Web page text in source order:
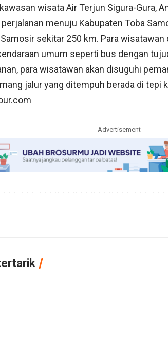
wisata Air Terjun Sigura-Gura,
menuju Kabupaten Toba
sekitar 250 km. Para
umum seperti bus dengan
para wisatawan akan disuguhi
jalur yang ditempuh berada di tepi
- Advertisement -